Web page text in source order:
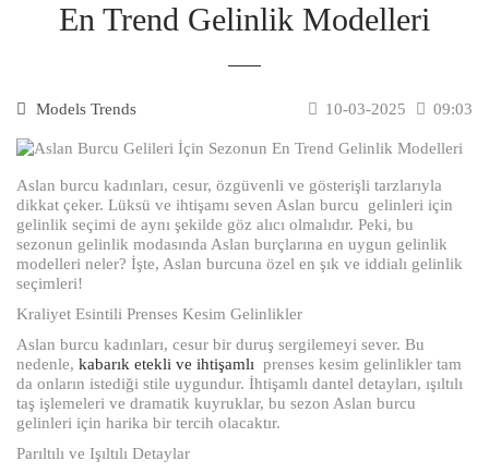
En Trend Gelinlik Modelleri
Models Trends 10-03-2025 09:03
Aslan burcu kadınları, cesur, özgüvenli ve gösterişli tarzlarıyla
dikkat çeker. Lüksü ve ihtişamı seven Aslan burcu
gelinleri için
gelinlik seçimi de aynı şekilde göz alıcı olmalıdır. Peki, bu
sezonun gelinlik modasında Aslan burçlarına en uygun gelinlik
modelleri neler? İşte, Aslan burcuna özel en şık ve iddialı gelinlik
seçimleri!
Kraliyet Esintili Prenses Kesim Gelinlikler
Aslan burcu kadınları, cesur bir duruş sergilemeyi sever. Bu
nedenle, kabarık etekli ve ihtişamlı prenses kesim gelinlikler tam
da onların istediği stile uygundur. İhtişamlı dantel detayları, ışıltılı
taş işlemeleri ve dramatik kuyruklar, bu sezon Aslan burcu
gelinleri için harika bir tercih olacaktır.
Parıltılı ve Işıltılı Detaylar